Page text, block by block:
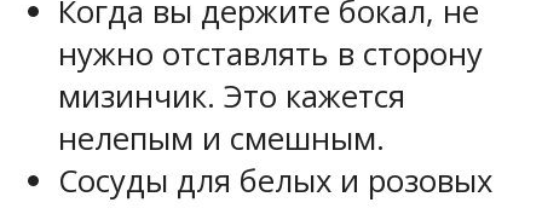
Когда вы держите бокал, не
нужно отставлять в сторону
мизинчик. Это кажется
нелепым и смешным.
Сосуды для белых и розовых